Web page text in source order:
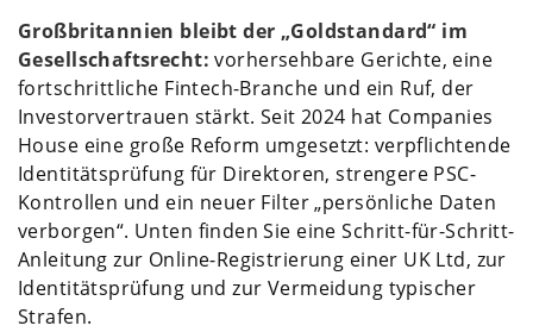
Großbritannien bleibt der „Goldstandard“ im
Gesellschaftsrecht: vorhersehbare Gerichte, eine
fortschrittliche Fintech-Branche und ein Ruf, der
Investorvertrauen stärkt. Seit 2024 hat Companies
House eine große Reform umgesetzt: verpflichtende
Identitätsprüfung für Direktoren, strengere PSC-
Kontrollen und ein neuer Filter „persönliche Daten
verborgen“. Unten finden Sie eine Schritt-für-Schritt-
Anleitung zur Online-Registrierung einer UK Ltd, zur
Identitätsprüfung und zur Vermeidung typischer
Strafen.